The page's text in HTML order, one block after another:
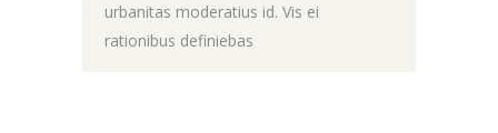
urbanitas moderatius id. Vis ei
rationibus definiebas